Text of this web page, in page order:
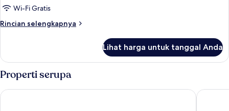
Wi-Fi Gratis
Rincian selengkapnya
Rincian
Kamar
Lihat harga untuk tanggal Anda
Properti serupa
NH Collection Sevilla Hotel